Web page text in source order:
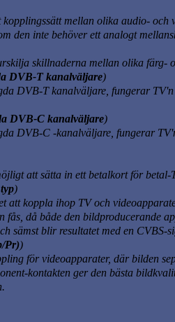
mellan olika audio-
den inte behöver ett analogt
skillnaderna mellan olika färg-
DVB-T kanalväljare)
DVB-T kanalväljare, fungerar
DVB-C kanalväljare)
DVB-C -kanalväljare, fungerar
att sätta in ett betalkort för betal-
)
att koppla ihop TV och
fås, då både den bildproducerande
sämst blir resultatet med en CVBS-
Pr))
för videoapparater, där bilden
kontakten ger den bästa